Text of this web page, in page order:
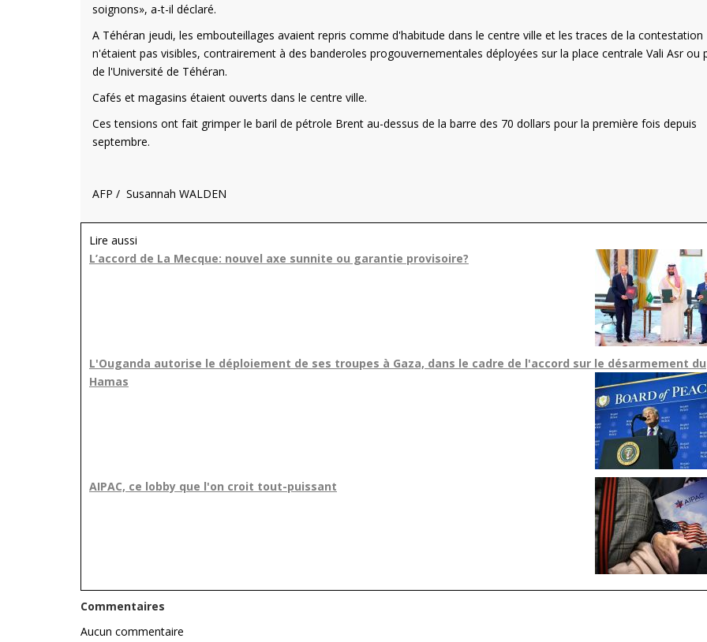
soignons», a-t-il déclaré.
A Téhéran jeudi, les embouteillages avaient repris comme d'habitude dans le centre ville et les traces de la contestation
n'étaient pas visibles, contrairement à des banderoles progouvernementales déployées sur la place centrale Vali Asr ou
de l'Université de Téhéran.
Cafés et magasins étaient ouverts dans le centre ville.
Ces tensions ont fait grimper le baril de pétrole Brent au-dessus de la barre des 70 dollars pour la première fois depuis
septembre.
AFP / Susannah WALDEN
Lire aussi
L’accord de La Mecque: nouvel axe sunnite ou garantie provisoire?
L'Ouganda autorise le déploiement de ses troupes à Gaza, dans le cadre de l'accord sur le désarmement du
Hamas
AIPAC, ce lobby que l'on croit tout-puissant
Commentaires
Aucun commentaire